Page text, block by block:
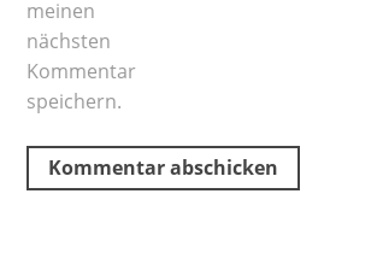
meinen
nächsten
Kommentar
speichern.